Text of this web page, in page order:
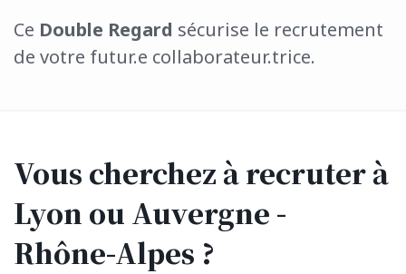
Ce Double Regard sécurise le recrutement
de votre futur.e collaborateur.trice.
Vous cherchez à recruter à
Lyon ou Auvergne -
Rhône-Alpes ?